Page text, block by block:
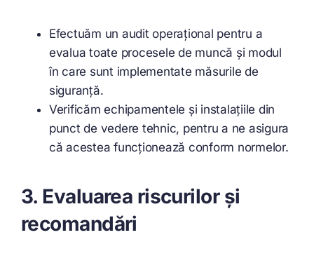
Efectuăm un audit operațional pentru a
evalua toate procesele de muncă și modul
în care sunt implementate măsurile de
siguranță.
Verificăm echipamentele și instalațiile din
punct de vedere tehnic, pentru a ne asigura
că acestea funcționează conform normelor.
3. Evaluarea riscurilor și
recomandări